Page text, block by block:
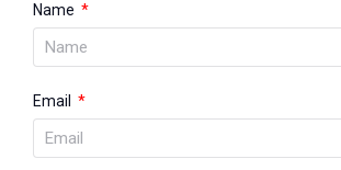
Name
Email